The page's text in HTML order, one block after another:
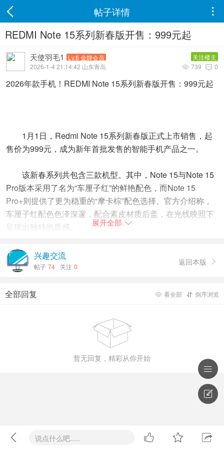
帖子详情 
REDMI Note 15系列新春版开售：999元起
天使羽毛1 Lv.6 金牌会员
关注楼主
2026-1-4 21:14:42 山东青岛
 0
 739
2026年款手机！REDMI Note 15系列新春版开售：999元起
1月1日，Redmi Note 15系列新春版正式上市销售，起
售价为999元，成为新年首批发售的智能手机产品之一。
该新春系列共包含三款机型。其中，Note 15与Note 15
Pro版本采用了名为“车厘子红”的鲜艳配色，而Note 15
Pro+则提供了更为稳重的“摩卡棕”配色选择。官方介绍称，
车厘子红配色色泽深邃，配合素皮材质后盖，在光线映照下
呈现出独特的质感。
在核心配置上，新春版机型与常规版本保持一致，主要
区别在于外观配色。系列中的Note 15 Pro+版本搭载了旗舰
核心采用第四代骁龙7s移动平台，配备一块6.83英寸、分辨
标准版的Note 15 Pro则搭载天玑7400-Ultra芯片，在机
身耐用性、防水能力、续航表现及扬声器音量等方面，均向
展开全部 
兴趣交流
帖子 74 关注 0 返回本版 
 倒序浏览
 看全部
全部回复

暂无回复，精彩从你开始
 说点什么吧.....   

